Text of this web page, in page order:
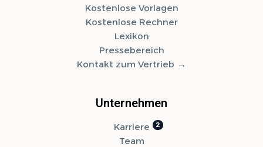
Kostenlose Vorlagen
Kostenlose Rechner
Lexikon
Pressebereich
Kontakt zum Vertrieb
Unternehmen
Karriere
Team